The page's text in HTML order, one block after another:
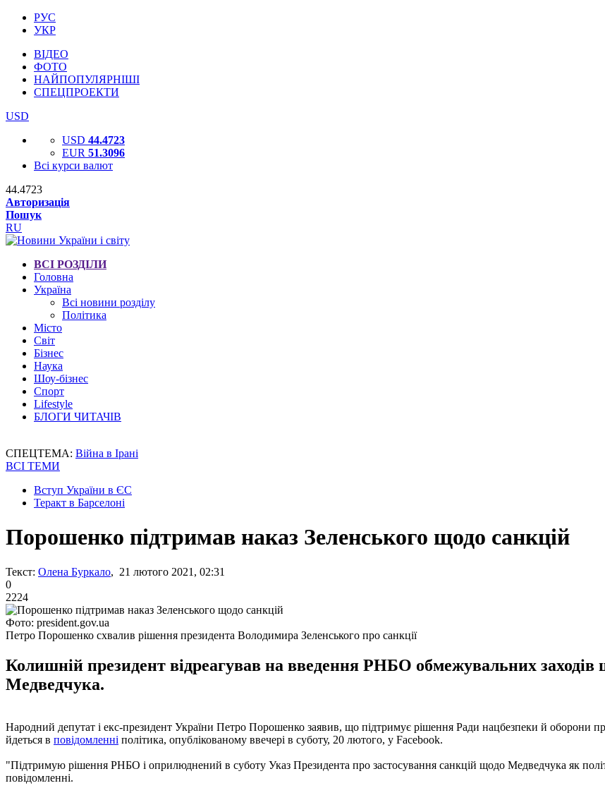
РУС
УКР
ВІДЕО
ФОТО
НАЙПОПУЛЯРНІШІ
СПЕЦПРОЕКТИ
USD
USD 44.4723
EUR 51.3096
Всі курси валют
44.4723
Авторизація
Пошук
RU
ВСІ РОЗДІЛИ
Головна
Україна
Всі новини розділу
Політика
Місто
Світ
Бізнес
Наука
Шоу-бізнес
Спорт
Lifestyle
БЛОГИ ЧИТАЧІВ
СПЕЦТЕМА: Війна в Ірані
ВСІ ТЕМИ
Вступ України в ЄС
Теракт в Барселоні
Порошенко підтримав наказ Зеленського щодо санкцій
Текст: Олена Буркало, 21 лютого 2021, 02:31
0
2224
Фото: president.gov.ua
Петро Порошенко схвалив рішення президента Володимира Зеленського про санкції
Колишній президент відреагував на введення РНБО обмежувальних заходів
Медведчука.
Народний депутат і екс-президент України Петро Порошенко заявив, що підтримує рішення Ради нацбезпеки й оборони
йдеться в повідомленні політика, опублікованому ввечері в суботу, 20 лютого, у Facebook.
"Підтримую рішення РНБО і оприлюднений в суботу Указ Президента про застосування санкцій щодо Медведчука як
повідомленні.